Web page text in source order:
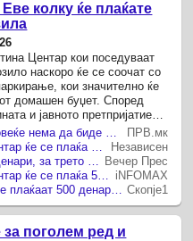
колку ќе плаќате
Центар кои поседуваат
наскоро ќе се соочат со
кои значително ќе
домашен буџет. Според
и јавното претпријатие
нов систем ...
НОВИ ПРАВИЛА: Паркирањето повеќе нема да биде исто - eве колку ќе плаќате ако имате две или три возила!
ПРВ.мк
За паркинг на второ возило во Центар ќе се плаќа 500, а за трето 1.500 денари
Независен
За второ возило ќе се плаќа 500 денари, за трето 1.500 Вечер Прес
За паркинг на второ возило во Центар ќе се плаќа 500, а за трето 1.500 денари месечно iNFOMAX
За втор автомобил во Центар ќе се плаќаат 500 денари, а за трет 1.500 Скопје1
поголем ред и